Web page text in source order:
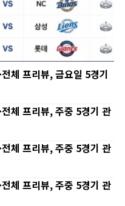
체 프리뷰, 금요일 5경기
체 프리뷰, 주중 5경기 관
체 프리뷰, 주중 5경기 관
체 프리뷰, 주중 5경기 관